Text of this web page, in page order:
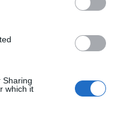
Sharing
which it
után: